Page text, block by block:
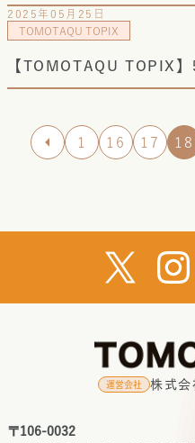
2025年05月25日
TOMOTAQU TOPIX
【TOMOTAQU TOPIX】
1 16 17 18
運営会社 株式会
〒106-0032